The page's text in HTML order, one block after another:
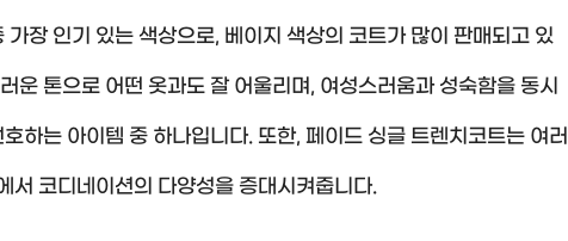
장 인기 있는 색상으로, 베이지 색상의 코트가 많이 판매되고 있
운 톤으로 어떤 옷과도 잘 어울리며, 여성스러움과 성숙함을 동시
하는 아이템 중 하나입니다. 또한, 페이드 싱글 트렌치코트는 여러
서 코디네이션의 다양성을 증대시켜줍니다.